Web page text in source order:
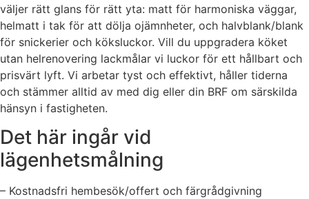
väljer rätt glans för rätt yta: matt för harmoniska väggar,
helmatt i tak för att dölja ojämnheter, och halvblank/blank
för snickerier och köksluckor. Vill du uppgradera köket
utan helrenovering lackmålar vi luckor för ett hållbart och
prisvärt lyft. Vi arbetar tyst och effektivt, håller tiderna
och stämmer alltid av med dig eller din BRF om särskilda
hänsyn i fastigheten.
Det här ingår vid
lägenhetsmålning
– Kostnadsfri hembesök/offert och färgrådgivning